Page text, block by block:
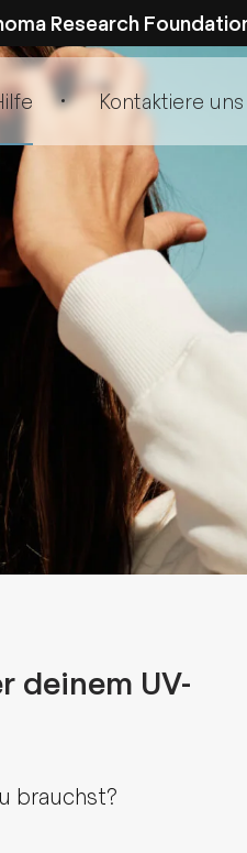
Research
Kontaktiere uns
deinem UV-
brauchst?